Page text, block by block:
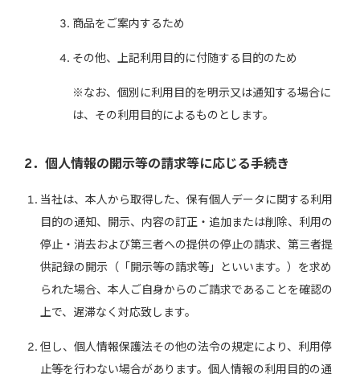
商品をご案内するため
その他、上記利用目的に付随する目的のため
※なお、個別に利用目的を明示又は通知する場合に
は、その利用目的によるものとします。
2．個人情報の開示等の請求等に応じる手続き
当社は、本人から取得した、保有個人データに関する利用
目的の通知、開示、内容の訂正・追加または削除、利用の
停止・消去および第三者への提供の停止の請求、第三者提
供記録の開示（「開示等の請求等」といいます。）を求め
られた場合、本人ご自身からのご請求であることを確認の
上で、遅滞なく対応致します。
但し、個人情報保護法その他の法令の規定により、利用停
止等を行わない場合があります。個人情報の利用目的の通